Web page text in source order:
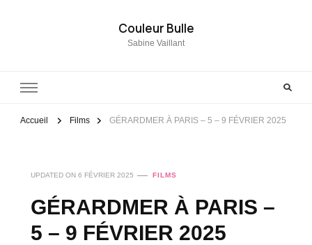
Couleur Bulle
Sabine Vaillant
Accueil Films GÉRARDMER À PARIS – 5 – 9 FÉVRIER 2025
UPDATED ON 6 FÉVRIER 2025 FILMS
GÉRARDMER À PARIS –
5 – 9 FÉVRIER 2025